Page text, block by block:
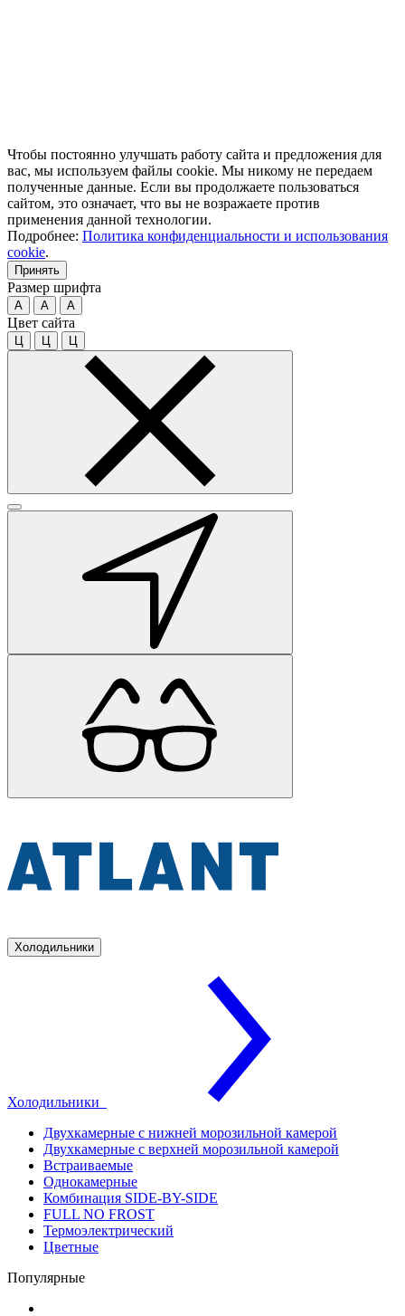
Чтобы постоянно улучшать работу сайта и предложения для
вас, мы используем файлы cookie. Мы никому не передаем
полученные данные. Если вы продолжаете пользоваться
сайтом, это означает, что вы не возражаете против
применения данной технологии.
Подробнее: Политика конфиденциальности и использования
cookie.
Принять
Размер шрифта
A A A
Цвет сайта
Ц Ц Ц
Холодильники
Холодильники
Двухкамерные с нижней морозильной камерой
Двухкамерные с верхней морозильной камерой
Встраиваемые
Однокамерные
Комбинация SIDE-BY-SIDE
FULL NO FROST
Термоэлектрический
Цветные
Популярные